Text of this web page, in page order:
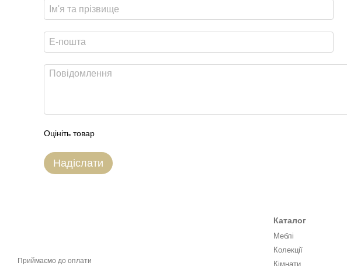
Оцініть товар
Надіслати
Приймаємо до оплати
Каталог
Меблі
Колекції
Кімнати